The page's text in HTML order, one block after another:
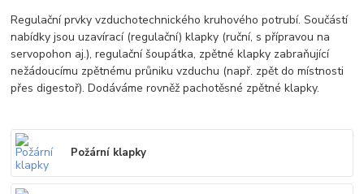
Regulační prvky vzduchotechnického kruhového potrubí. Součástí
nabídky jsou uzavírací (regulační) klapky (ruční, s přípravou na
servopohon aj.), regulační šoupátka, zpětné klapky zabraňující
nežádoucímu zpětnému průniku vzduchu (např. zpět do místnosti
přes digestoř). Dodáváme rovněž pachotěsné zpětné klapky.
Požární klapky